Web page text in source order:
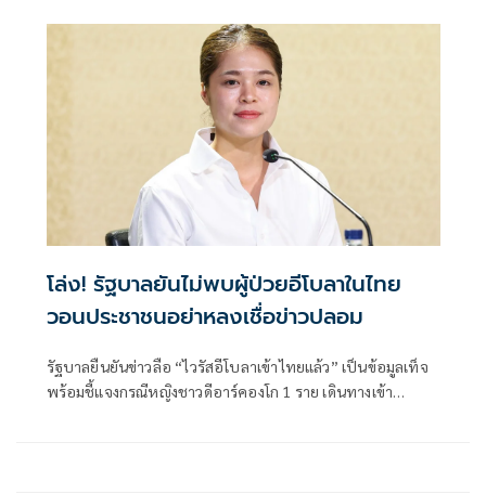
โล่ง! รัฐบาลยันไม่พบผู้ป่วยอีโบลาในไทย
วอนประชาชนอย่าหลงเชื่อข่าวปลอม
รัฐบาลยืนยันข่าวลือ “ไวรัสอีโบลาเข้าไทยแล้ว” เป็นข้อมูลเท็จ
พร้อมชี้แจงกรณีหญิงชาวดีอาร์คองโก 1 ราย เดินทางเข้า